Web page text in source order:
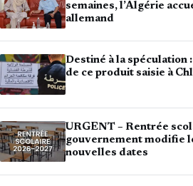
semaines, l’Algérie
allemand
Destiné à la spéculation
de ce produit saisie à
URGENT – Rentrée
gouvernement modifie
nouvelles dates